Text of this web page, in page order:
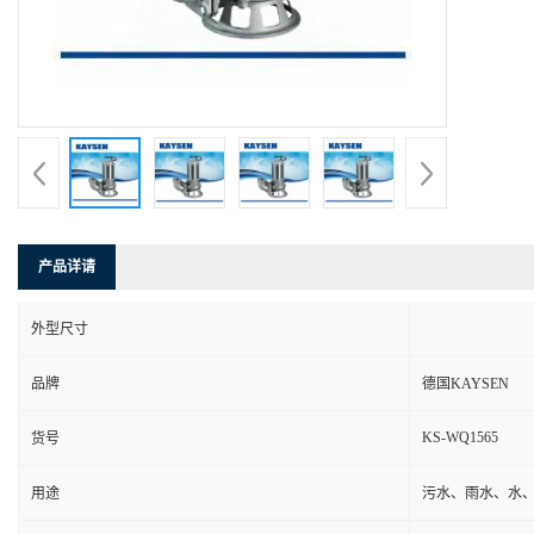
产品详请
外型尺寸
品牌 德国KAYSEN
货号 KS-WQ1565
用途 污水、雨水、水